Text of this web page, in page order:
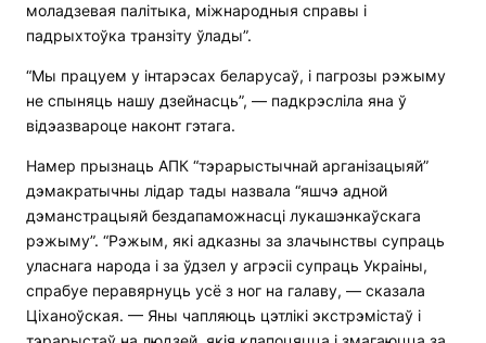
моладзевая палітыка, міжнародныя справы і
падрыхтоўка транзіту ўлады”.
“Мы працуем у інтарэсах беларусаў, і пагрозы рэжыму
не спыняць нашу дзейнасць”, — падкрэсліла яна ў
відэазвароце наконт гэтага.
Намер прызнаць АПК “тэрарыстычнай арганізацыяй”
дэмакратычны лідар тады назвала “яшчэ адной
дэманстрацыяй бездапаможнасці лукашэнкаўскага
рэжыму”. “Рэжым, які адказны за злачынствы супраць
уласнага народа і за ўдзел у агрэсіі супраць Украіны,
спрабуе перавярнуць усё з ног на галаву, — сказала
Ціханоўская. — Яны чапляюць цэтлікі экстрэмістаў і